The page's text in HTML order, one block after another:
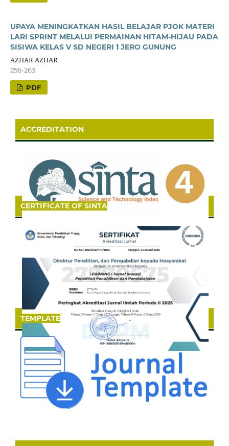
UPAYA MENINGKATKAN HASIL BELAJAR PJOK MATERI
LARI SPRINT MELALUI PERMAINAN HITAM-HIJAU PADA
SISIWA KELAS V SD NEGERI 1 JERO GUNUNG
AZHAR AZHAR
256-263
PDF
ACCREDITATION
CERTIFICATE OF SINTA
TEMPLATE